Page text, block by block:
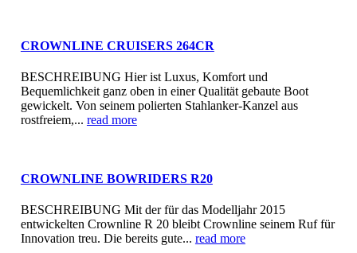
CROWNLINE CRUISERS 264CR
BESCHREIBUNG Hier ist Luxus, Komfort und
Bequemlichkeit ganz oben in einer Qualität gebaute Boot
gewickelt. Von seinem polierten Stahlanker-Kanzel aus
rostfreiem,... read more
CROWNLINE BOWRIDERS R20
BESCHREIBUNG Mit der für das Modelljahr 2015
entwickelten Crownline R 20 bleibt Crownline seinem Ruf für
Innovation treu. Die bereits gute... read more